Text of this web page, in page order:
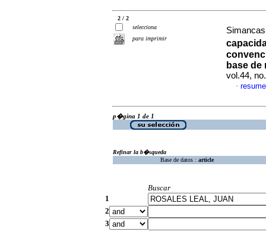
2 / 2
selecciona
para imprimir
base de
vol.44,
·
p�gina 1 de 1
Refinar la b�squeda
Base de datos : article
Buscar
1
2
3